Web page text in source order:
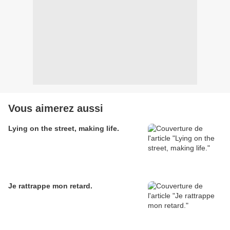
Vous aimerez aussi
Lying on the street, making life.
Je rattrappe mon retard.